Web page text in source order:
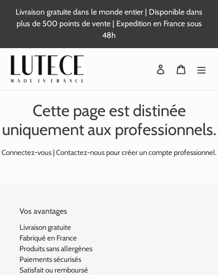
contenu
Livraison gratuite dans le monde entier | Disponible dans
plus de 500 points de vente | Expedition en France sous
48h
Se connecter
Panier
Cette page est distinée
uniquement aux professionnels.
Connectez-vous Contactez-nous pour créer un compte professionnel.
Vos avantages
Livraison gratuite
Fabriqué en France
Produits sans allergènes
Paiements sécurisés
Satisfait ou remboursé